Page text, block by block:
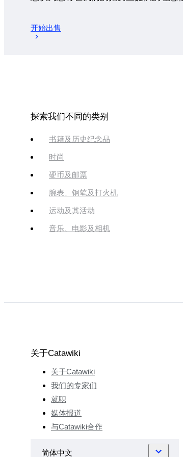
开始出售
探索我们不同的类别
书籍及历史纪念品
时尚
硬币及邮票
腕表、钢笔及打火机
运动及其活动
音乐、电影及相机
关于Catawiki
关于Catawiki
我们的专家们
就职
媒体报道
与Catawiki合作